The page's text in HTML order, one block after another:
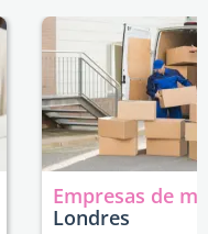
Empresas de
Londres